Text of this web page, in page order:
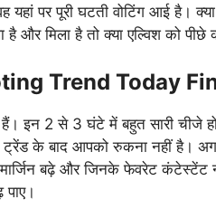
यहां पर पूरी घटती वोटिंग आई है।
और मिला है तो क्या एल्विश को पीछे
Trend Today
इन 2 से 3 घंटे में बहुत सारी चीजे
ट्रेंड के बाद आपको रुकना नहीं है।
बढ़े और जिनके फेवरेट कंटेस्टेंट